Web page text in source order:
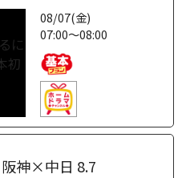
08/07(金)
07:00～08:00
神×中日 8.7